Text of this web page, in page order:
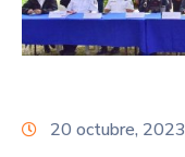
y
Servicios
Transparencia
20 octubre, 2023